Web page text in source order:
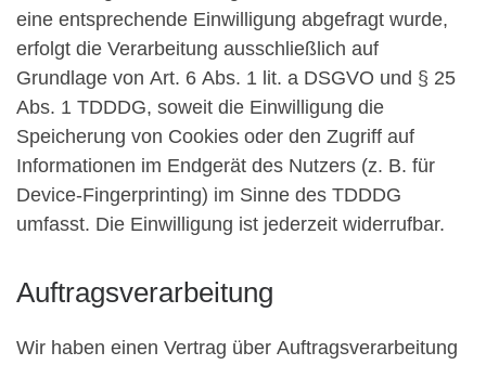
eine entsprechende Einwilligung abgefragt wurde,
erfolgt die Verarbeitung ausschließlich auf
Grundlage von Art. 6 Abs. 1 lit. a DSGVO und § 25
Abs. 1 TDDDG, soweit die Einwilligung die
Speicherung von Cookies oder den Zugriff auf
Informationen im Endgerät des Nutzers (z. B. für
Device-Fingerprinting) im Sinne des TDDDG
umfasst. Die Einwilligung ist jederzeit widerrufbar.
Auftragsverarbeitung
Wir haben einen Vertrag über Auftragsverarbeitung